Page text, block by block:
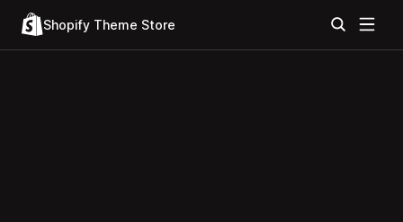
Shopify Theme Store